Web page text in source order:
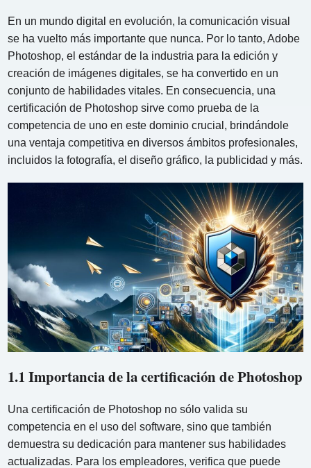
En un mundo digital en evolución, la comunicación visual
se ha vuelto más importante que nunca. Por lo tanto, Adobe
Photoshop, el estándar de la industria para la edición y
creación de imágenes digitales, se ha convertido en un
conjunto de habilidades vitales. En consecuencia, una
certificación de Photoshop sirve como prueba de la
competencia de uno en este dominio crucial, brindándole
una ventaja competitiva en diversos ámbitos profesionales,
incluidos la fotografía, el diseño gráfico, la publicidad y más.
1.1 Importancia de la certificación de Photoshop
Una certificación de Photoshop no sólo valida su
competencia en el uso del software, sino que también
demuestra su dedicación para mantener sus habilidades
actualizadas. Para los empleadores, verifica que puede